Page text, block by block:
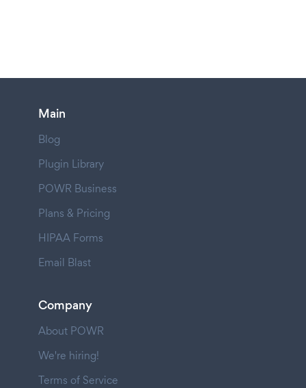
Main
Blog
Plugin Library
POWR Business
Plans & Pricing
HIPAA Forms
Email Blast
Company
About POWR
We're hiring!
Terms of Service